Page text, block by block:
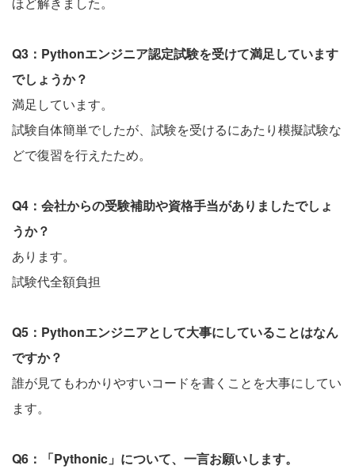
Q3：Pythonエンジニア認定試験を受けて満足しています
でしょうか？
満足しています。
試験自体簡単でしたが、試験を受けるにあたり模擬試験な
どで復習を行えたため。
Q4：会社からの受験補助や資格手当がありましたでしょ
うか？
あります。
試験代全額負担
Q5：Pythonエンジニアとして大事にしていることはなん
ですか？
誰が見てもわかりやすいコードを書くことを大事にしてい
ます。
Q6：「Pythonic」について、一言お願いします。